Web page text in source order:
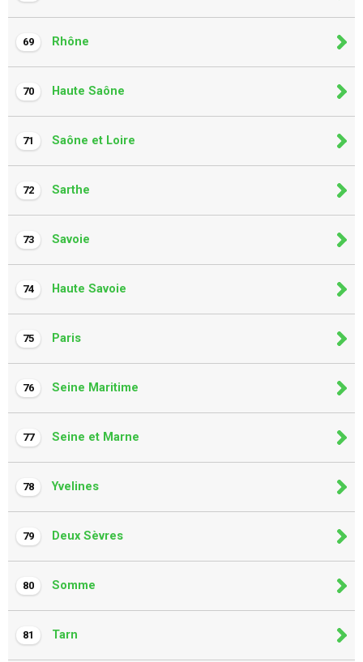
69 Rhône
70 Haute Saône
71 Saône et Loire
72 Sarthe
73 Savoie
74 Haute Savoie
75 Paris
76 Seine Maritime
77 Seine et Marne
78 Yvelines
79 Deux Sèvres
80 Somme
81 Tarn